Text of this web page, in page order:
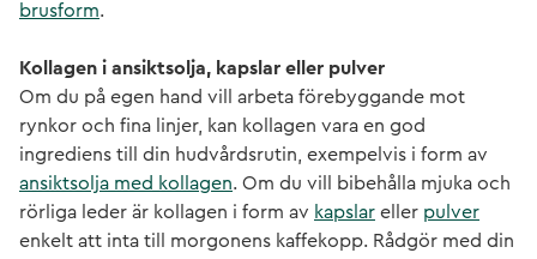
brusform.
Kollagen i ansiktsolja, kapslar eller pulver
Om du på egen hand vill arbeta förebyggande mot
rynkor och fina linjer, kan kollagen vara en god
ingrediens till din hudvårdsrutin, exempelvis i form av
ansiktsolja med kollagen. Om du vill bibehålla mjuka och
rörliga leder är kollagen i form av kapslar eller pulver
enkelt att inta till morgonens kaffekopp. Rådgör med din